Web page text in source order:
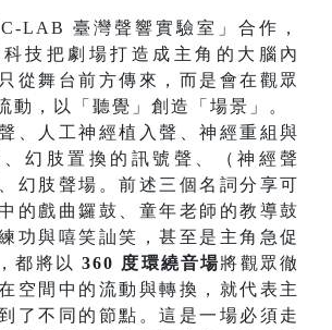
LAB 臺灣聲響實驗室」合作，
技把劇場打造成主角的大腦內
從舞台前方傳來，而是會在觀眾
動，以「聽覺」創造「場景」。
、人工神經植入聲、神經重組與
幻肢置換的訊號聲、（神經聲
幻肢聲場。前述三個名詞分享可
的戲曲鑼鼓、童年老師的教導鼓
功與嘻笑訕笑，甚至是主角急促
都將以 360 度環繞音場將觀眾徹
空間中的流動與轉換，就代表主
了不同的節點。這是一場必須走